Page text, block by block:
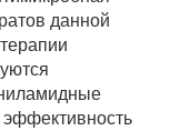
данной